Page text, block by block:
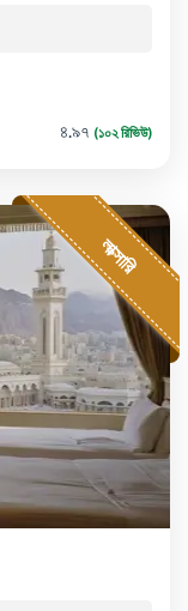
৪.৯৭ (১০২ রিভিউ)
লাক্সারি